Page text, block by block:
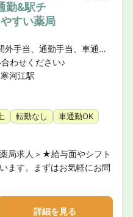
勤&駅チ
すい薬局
年収420万円〜650万円 時間外手当、通勤手当、車通勤手当（駐車場・ガソリン代）、住宅手当（社宅含）
わせください♪
河江駅
転勤なし
車通勤OK
局求人＞★給与面やシフト
ます。まずはお気軽にお問
詳細を見る